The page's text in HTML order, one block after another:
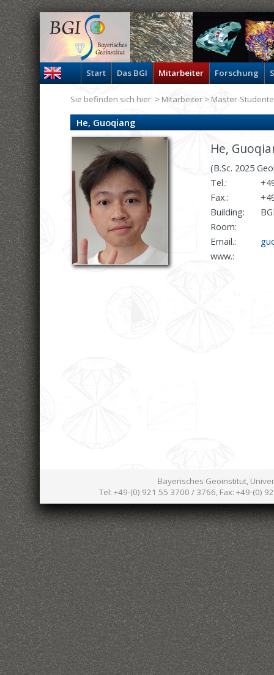
Start Das BGI Mitarbeiter Forschung
He, Guoqiang
He,
(B.Sc. 2025
Tel.:
Fax.:
Building:
Room:
Email.:
www.:
Sie befinden sich hier: > Mitarbeiter >Master-
Bayerisches Geoinstitut,
Tel: +49-(0) 921 55 3700 / 3766, Fax: +49-(0)